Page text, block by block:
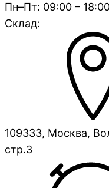
Пн–Пт: 09:00 –
Склад:
109333, Москва,
стр.3